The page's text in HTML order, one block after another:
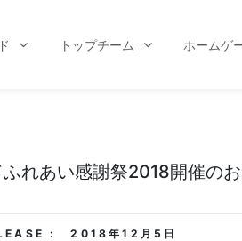
トップチーム ホームゲ
れあい感謝祭2018開催の
: 2018年12月5日